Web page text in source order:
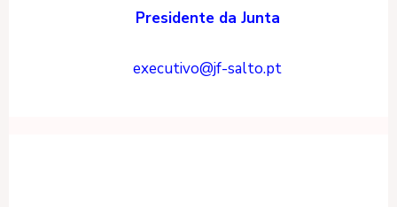
Presidente da Junta
executivo@jf-salto.pt